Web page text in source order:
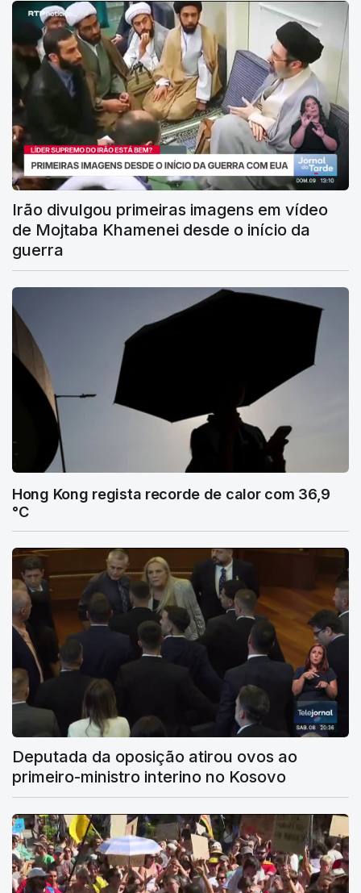
Irão divulgou primeiras imagens em vídeo
de Mojtaba Khamenei desde o início da
guerra
Hong Kong regista recorde de calor com 36,9
°C
Deputada da oposição atirou ovos ao
primeiro-ministro interino no Kosovo